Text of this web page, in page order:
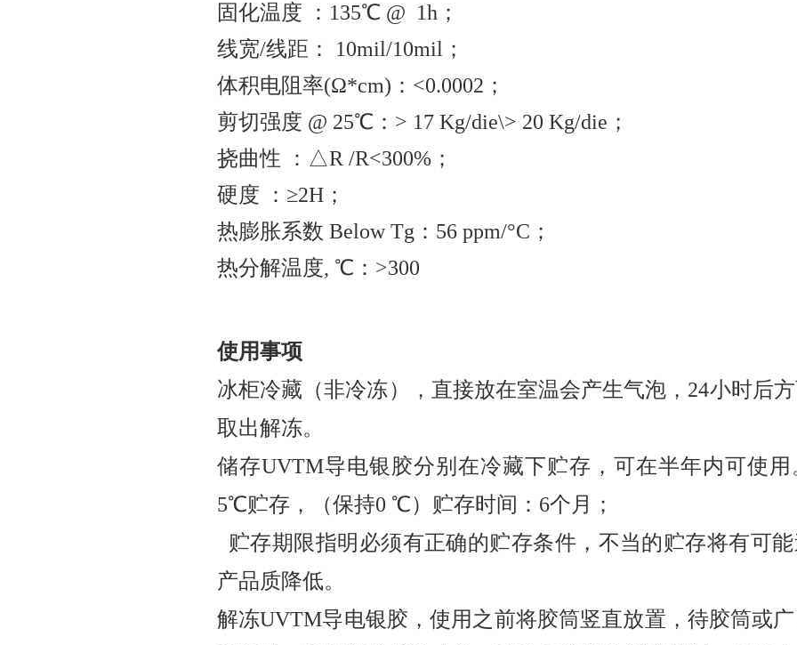
固化温度 ：135℃ @  1h；
线宽/线距： 10mil/10mil；
体积电阻率(Ω*cm)：<0.0002；
剪切强度 @ 25℃：> 17 Kg/die\> 20 Kg/die；
挠曲性 ：△R /R<300%；
硬度 ：≥2H；
热膨胀系数 Below Tg：56 ppm/°C；
热分解温度, ℃：>300
使用事项
冰柜冷藏（非冷冻），直接放在室温会产生气泡，24小时后
取出解冻。
储存UVTM导电银胶分别在冷藏下贮存，可在半年内可使
5℃贮存，
（保持0 ℃）贮存时间：6个月；
贮存期限指明必须有正确的贮存条件，不当的贮存将有可
产品质降低。
解冻UVTM导电银胶，使用之前将胶筒竖直放置，待胶筒或